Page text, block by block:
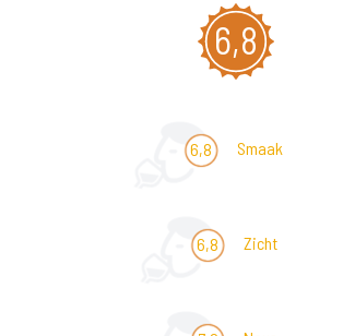
6,8
6,8 Smaak
6,8 Zicht